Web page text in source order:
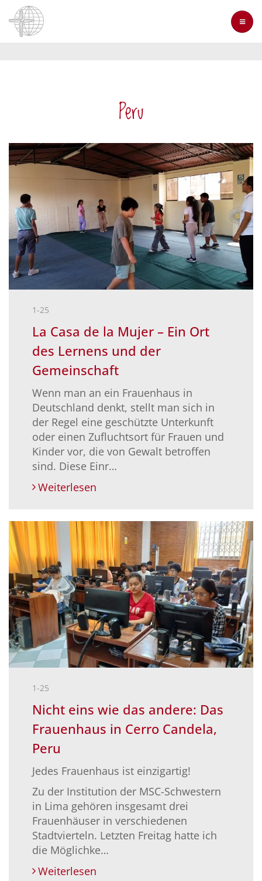
Direkt
zum
Inhalt
Peru
1-25
La Casa de la Mujer – Ein Ort
des Lernens und der
Gemeinschaft
Wenn man an ein Frauenhaus in
Deutschland denkt, stellt man sich in
der Regel eine geschützte Unterkunft
oder einen Zufluchtsort für Frauen und
Kinder vor, die von Gewalt betroffen
sind. Diese Einr…
Weiterlesen
1-25
Nicht eins wie das andere: Das
Frauenhaus in Cerro Candela,
Peru
Jedes Frauenhaus ist einzigartig!
Zu der Institution der MSC-Schwestern
in Lima gehören insgesamt drei
Frauenhäuser in verschiedenen
Stadtvierteln. Letzten Freitag hatte ich
die Möglichke…
Weiterlesen